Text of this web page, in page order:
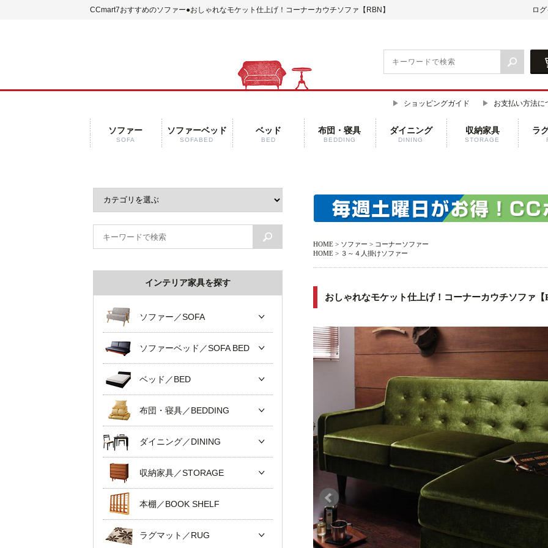
CCmart7おすすめのソファー●おしゃれなモケット仕上げ！コーナーカウチソファ【RBN】 ロ
ショッピングガイド お支払い方法に
ソファー
SOFA
ソファーベッド
SOFABED
ベッド
BED
布団・寝具
BEDDING
ダイニング
DINING
収納家具
STORAGE
ラ
HOME > ソファー > コーナーソファー
HOME > ３～４人掛けソファー
おしゃれなモケット仕上げ！コーナーカウチソファ【
インテリア家具を探す
ソファー／SOFA
ソファーベッド／SOFA BED
ベッド／BED
布団・寝具／BEDDING
ダイニング／DINING
収納家具／STORAGE
本棚／BOOK SHELF
ラグマット／RUG